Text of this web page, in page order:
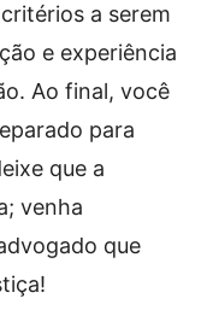
a serem
e experiência
Ao final, você
para
que a
venha
que